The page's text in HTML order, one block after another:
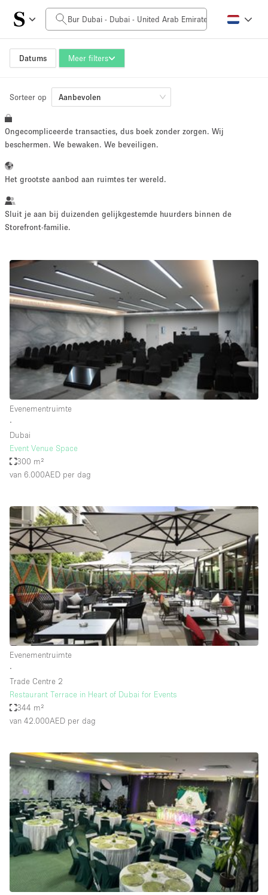
Datums Meer filters
Prijs per dag
0AED
Grootte ruimte
10 m² 500+ m²
~ 13 mensen
Een
fotoshoot
maken
Conferentie Vergadering Kantoor
Winkel
delen
Type ruimte
Advertentieruimte
Atelier / Werkplaats
Boetiek / Winkel
Conferentieruimte
Container
Creatieve ruimte
Dak
Evenementruimte
Foto / Filmstudio
Galerie
Hal
Herenhuis / Huis
Kantoorruimte
Kraampje / Kiosk / Stalletje
Magazijn
Markt / Festival
Ontvangsthal
Overige
Restaurant / Bar / Café
Unieke ruimte
Sorteer op Aanbevolen
Ongecompliceerde transacties, dus boek zonder zorgen. Wij
beschermen. We bewaken. We beveiligen.
Het grootste aanbod aan ruimtes ter wereld.
Sluit je aan bij duizenden gelijkgestemde huurders binnen de
Storefront-familie.
Evenementruimte
∙
Dubai
Event Venue Space
300 m²
van 6.000AED per dag
Evenementruimte
∙
Trade Centre 2
Restaurant Terrace in Heart of Dubai for Events
344 m²
van 42.000AED per dag